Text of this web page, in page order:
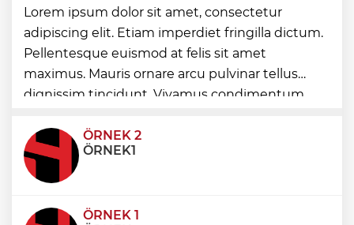
Keşan Kent Konseyi'nden muhtarlara
nezaket ziyareti
İstanbul Maltepe’de çocuklar kitapların
renkli dünyasında
Lorem ipsum dolor sit amet, consectetur
adipiscing elit. Etiam imperdiet fringilla dictum.
Pellentesque euismod at felis sit amet
maximus. Mauris ornare arcu pulvinar tellus
dignissim tincidunt. Vivamus condimentum
condimentum eros et, faucibus sapien. Praese
ÖRNEK 2
ÖRNEK1
ÖRNEK 1